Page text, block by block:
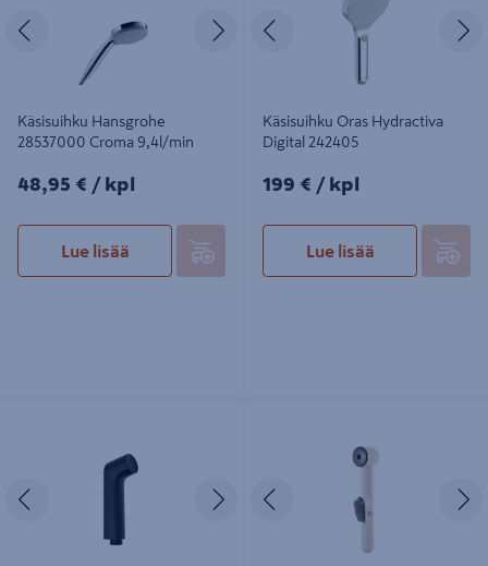
Seuraava
Käsisuihku Hansgrohe
28537000 Croma 9,4l/min
48,95€/kpl
48,95 € / kpl
Lue lisää
Edellinen
Käsisuihku Oras Hydractiva
Digital 242405
199€/kpl
199 € / kpl
Lue lisää
Seuraava